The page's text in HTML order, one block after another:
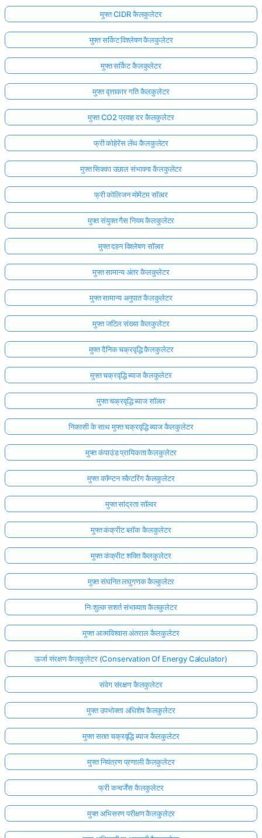
यहाँ
लॉग
मुफ्त CIDR कैलकुलेटर
मुफ्त सर्किट विश्लेषण कैलकुलेटर
मुफ्त सर्किट कैलकुलेटर
मुफ्त वृत्ताकार गति कैलकुलेटर
मुफ्त CO2 प्रवाह दर कैलकुलेटर
फ्री कोहेरेंस लेंथ कैलकुलेटर
मुफ्त सिक्का उछाल संभावना कैलकुलेटर
फ्री कोलिजन मोमेंटम सॉल्वर
मुफ्त संयुक्त गैस नियम कैलकुलेटर
मुफ्त दहन विश्लेषण सॉल्वर
मुफ्त सामान्य अंतर कैलकुलेटर
मुफ्त सामान्य अनुपात कैलकुलेटर
मुफ्त जटिल संख्या कैलकुलेटर
मुफ्त दैनिक चक्रवृद्धि कैलकुलेटर
मुफ्त चक्रवृद्धि ब्याज कैलकुलेटर
मुफ्त चक्रवृद्धि ब्याज सॉल्वर
निकासी के साथ मुफ्त चक्रवृद्धि ब्याज कैलकुलेटर
मुफ्त कंपाउंड प्रायिकता कैलकुलेटर
मुफ्त कॉम्प्टन स्कैटरिंग कैलकुलेटर
मुफ्त सांद्रता सॉल्वर
मुफ्त कंक्रीट ब्लॉक कैलकुलेटर
मुफ्त कंक्रीट शक्ति कैलकुलेटर
मुफ़्त संघनित लघुगणक कैल्कुलेटर
निःशुल्क सशर्त संभाव्यता कैलकुलेटर
मुफ्त आत्मविश्वास अंतराल कैलकुलेटर
ऊर्जा संरक्षण कैलकुलेटर (Conservation Of Energy Calculator)
संवेग संरक्षण कैलकुलेटर
मुफ्त उपभोक्ता अधिशेष कैलकुलेटर
मुफ्त सतत चक्रवृद्धि ब्याज कैलकुलेटर
मुफ्त नियंत्रण प्रणाली कैलकुलेटर
फ्री कन्वर्जेंस कैलकुलेटर
मुफ्त अभिसरण परीक्षण कैलकुलेटर